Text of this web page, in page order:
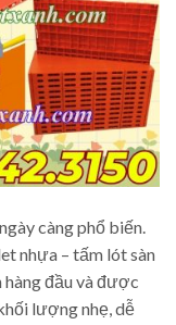
càng phổ biến.
nhựa – tấm lót sàn
hàng đầu và được
lượng nhẹ, dễ